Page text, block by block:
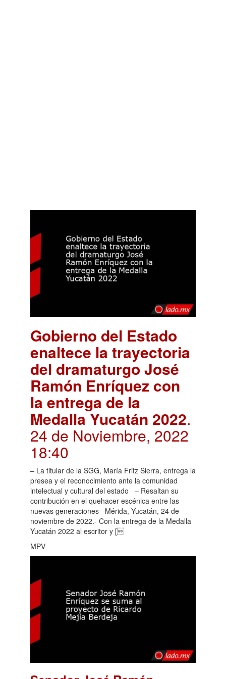
Gobierno del Estado
enaltece la trayectoria
del dramaturgo José
Ramón Enríquez con
la entrega de la
Medalla Yucatán 2022.
24 de Noviembre, 2022
18:40
– La titular de la SGG, María Fritz Sierra, entrega la
presea y el reconocimiento ante la comunidad
intelectual y cultural del estado – Resaltan su
contribución en el quehacer escénica entre las
nuevas generaciones Mérida, Yucatán, 24 de
noviembre de 2022.- Con la entrega de la Medalla
Yucatán 2022 al escritor y [
MPV